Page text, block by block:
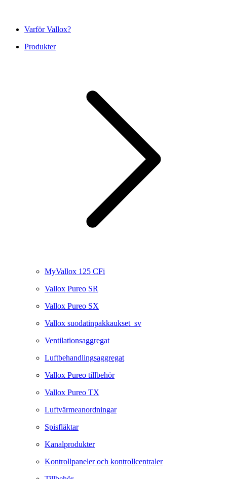
Varför Vallox?
Produkter
MyVallox 125 CFi
Vallox Pureo SR
Vallox Pureo SX
Vallox suodatinpakkaukset_sv
Ventilationsaggregat
Luftbehandlingsaggregat
Vallox Pureo tillbehör
Vallox Pureo TX
Luftvärmeanordningar
Spisfläktar
Kanalprodukter
Kontrollpaneler och kontrollcentraler